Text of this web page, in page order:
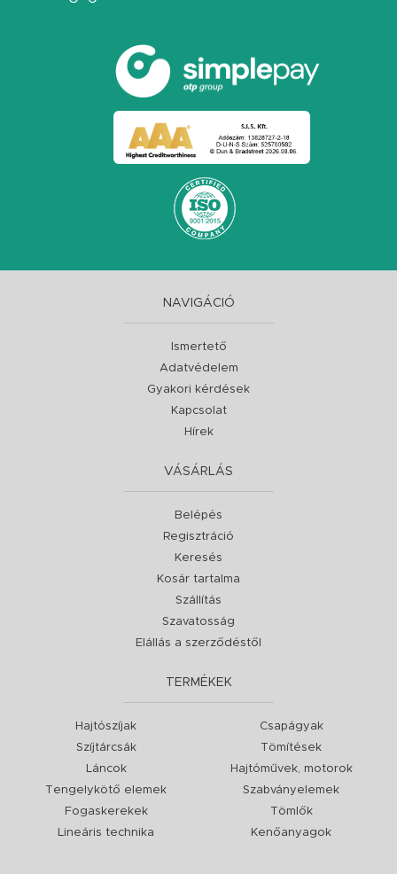
NAVIGÁCIÓ
Ismertető
Adatvédelem
Gyakori kérdések
Kapcsolat
Hírek
VÁSÁRLÁS
Belépés
Regisztráció
Keresés
Kosár tartalma
Szállítás
Szavatosság
Elállás a szerződéstől
TERMÉKEK
Hajtószíjak
Szíjtárcsák
Láncok
Tengelykötő elemek
Fogaskerekek
Lineáris technika
Csapágyak
Tömítések
Hajtóművek, motorok
Szabványelemek
Tömlők
Kenőanyagok